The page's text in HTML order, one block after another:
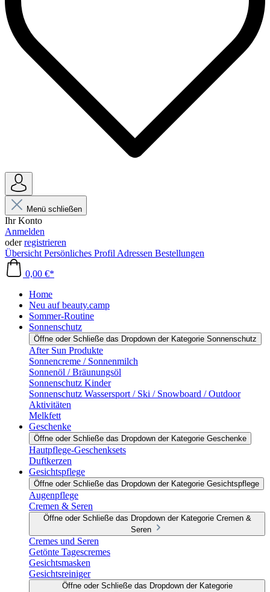
Menü schließen
Ihr Konto
Anmelden
oderregistrieren
Übersicht Persönliches Profil Adressen Bestellungen
0,00 €*
Home
Neu auf beauty.camp
Sommer-Routine
Sonnenschutz
Öffne oder Schließe das Dropdown der Kategorie Sonnenschutz
After Sun Produkte
Sonnencreme / Sonnenmilch
Sonnenöl / Bräunungsöl
Sonnenschutz Kinder
Sonnenschutz Wassersport / Ski / Snowboard / Outdoor
Aktivitäten
Melkfett
Geschenke
Öffne oder Schließe das Dropdown der Kategorie Geschenke
Hautpflege-Geschenksets
Duftkerzen
Gesichtspflege
Öffne oder Schließe das Dropdown der Kategorie Gesichtspflege
Augenpflege
Cremen & Seren
Öffne oder Schließe das Dropdown der Kategorie Cremen &
Seren
Cremes und Seren
Getönte Tagescremes
Gesichtsmasken
Gesichtsreiniger
Öffne oder Schließe das Dropdown der Kategorie